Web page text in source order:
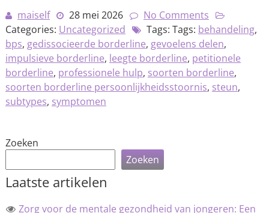
maiself
28 mei 2026
No Comments
Categories: Uncategorized Tags: Tags: behandeling,
bps, gedissocieerde borderline, gevoelens delen,
impulsieve borderline, leegte borderline, petitionele
borderline, professionele hulp, soorten borderline,
soorten borderline persoonlijkheidsstoornis, steun,
subtypes, symptomen
Zoeken
Zoeken
Laatste artikelen
Zorg voor de mentale gezondheid van jongeren: Een